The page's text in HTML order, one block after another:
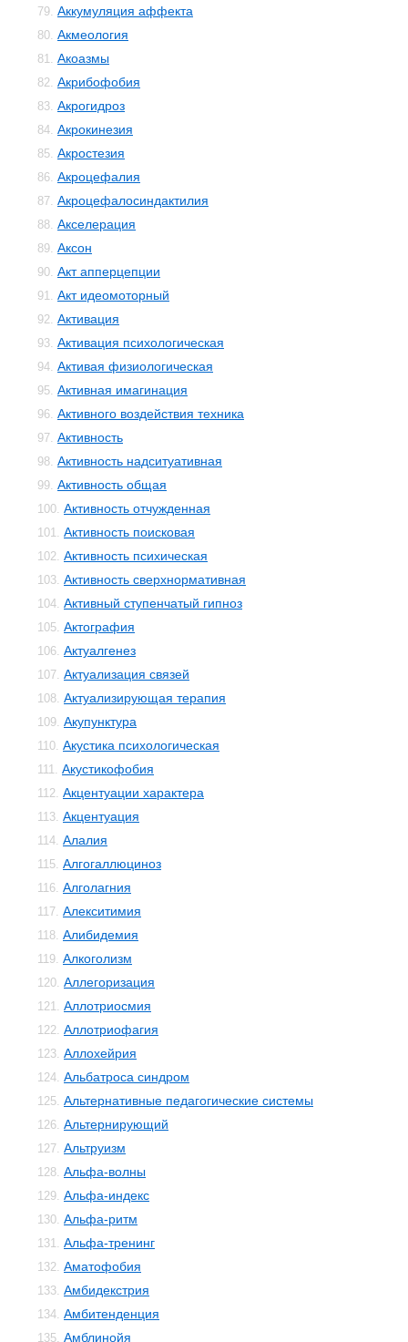
79. Аккумуляция аффекта
80. Акмеология
81. Акоазмы
82. Акрибофобия
83. Акрогидроз
84. Акрокинезия
85. Акростезия
86. Акроцефалия
87. Акроцефалосиндактилия
88. Акселерация
89. Аксон
90. Акт апперцепции
91. Акт идеомоторный
92. Активация
93. Активация психологическая
94. Активая физиологическая
95. Активная имагинация
96. Активного воздействия техника
97. Активность
98. Активность надситуативная
99. Активность общая
100. Активность отчужденная
101. Активность поисковая
102. Активность психическая
103. Активность сверхнормативная
104. Активный ступенчатый гипноз
105. Актография
106. Актуалгенез
107. Актуализация связей
108. Актуализирующая терапия
109. Акупунктура
110. Акустика психологическая
111. Акустикофобия
112. Акцентуации характера
113. Акцентуация
114. Алалия
115. Алгогаллюциноз
116. Алголагния
117. Алекситимия
118. Алибидемия
119. Алкоголизм
120. Аллегоризация
121. Аллотриосмия
122. Аллотриофагия
123. Аллохейрия
124. Альбатроса синдром
125. Альтернативные педагогические системы
126. Альтернирующий
127. Альтруизм
128. Альфа-волны
129. Альфа-индекс
130. Альфа-ритм
131. Альфа-тренинг
132. Аматофобия
133. Амбидекстрия
134. Амбитенденция
135. Амблинойя